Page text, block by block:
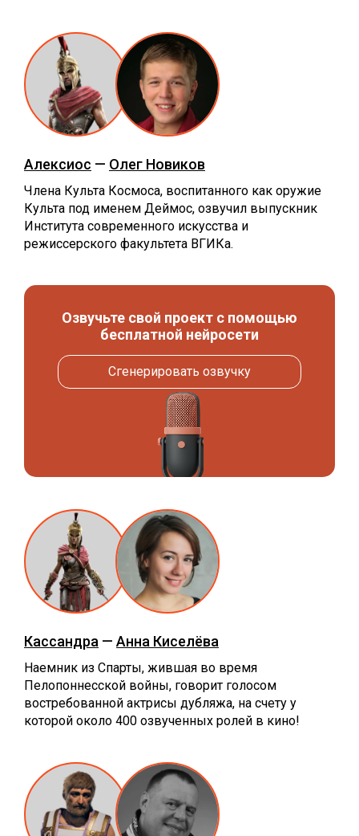
Алексиос — Олег Новиков
Члена Культа Космоса, воспитанного как оружие
Культа под именем Деймос, озвучил выпускник
Института современного искусства и
режиссерского факультета ВГИКа.
Озвучьте свой проект с помощью
бесплатной нейросети
Сгенерировать озвучку
Кассандра — Анна Киселёва
Наемник из Спарты, жившая во время
Пелопоннесской войны, говорит голосом
востребованной актрисы дубляжа, на счету у
которой около 400 озвученных ролей в кино!